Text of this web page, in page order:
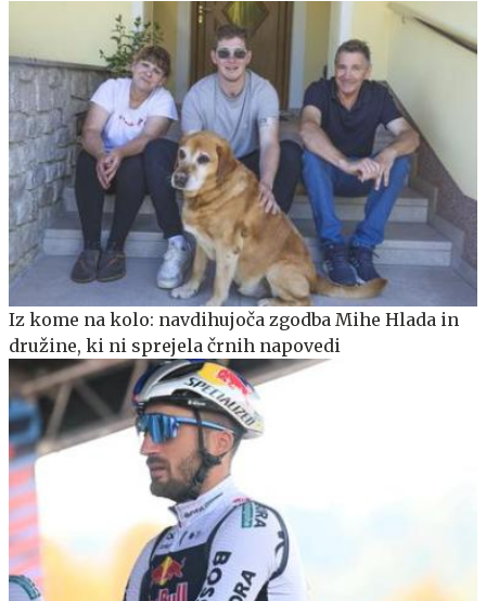
Iz kome na kolo: navdihujoča zgodba Mihe Hlada in
družine, ki ni sprejela črnih napovedi